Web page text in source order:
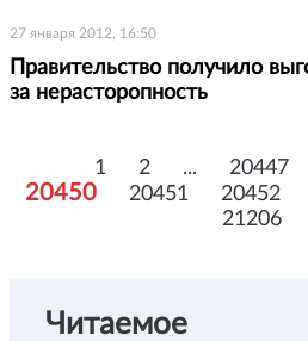
27 января 2012, 16:50
Правительство получило
за нерасторопность
1 2 ... 20447
20450 20451 20452
21206
Читаемое